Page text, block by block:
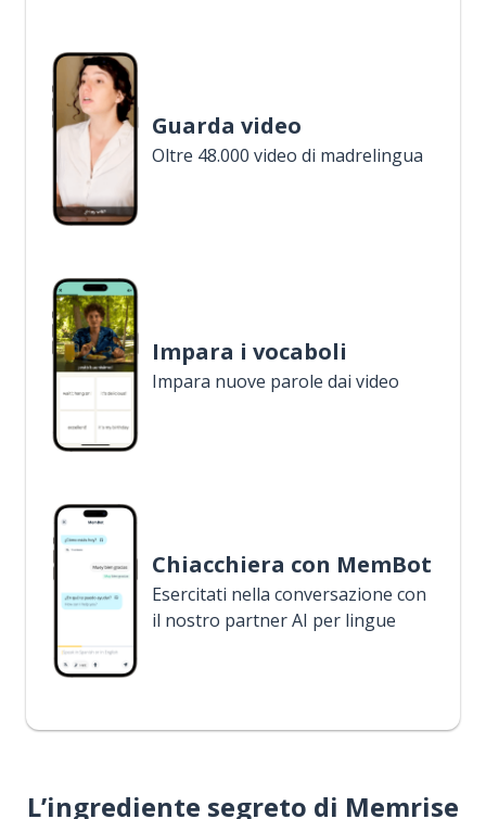
Guarda video
Oltre 48.000 video di madrelingua
Impara i vocaboli
Impara nuove parole dai video
Chiacchiera con MemBot
Esercitati nella conversazione con
il nostro partner AI per lingue
L’ingrediente segreto di Memrise